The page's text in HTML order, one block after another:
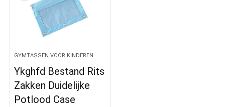
GYMTASSEN VOOR KINDEREN
Ykghfd Bestand Rits
Zakken Duidelijke
Potlood Case